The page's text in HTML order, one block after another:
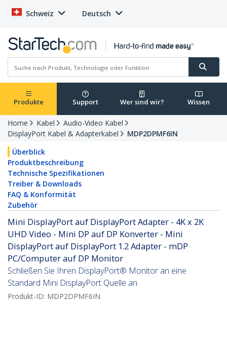
Schweiz Deutsch
Produkte Support Wer sind wir? Wissen
Home Kabel
Audio-Video Kabel
DisplayPort Kabel & Adapterkabel
MDP2DPMF6IN
Überblick
Produktbeschreibung
Technische Spezifikationen
Treiber & Downloads
FAQ & Konformität
Zubehör
Mini DisplayPort auf DisplayPort Adapter - 4K x 2K
UHD Video - Mini DP auf DP Konverter - Mini
DisplayPort auf DisplayPort 1.2 Adapter - mDP
PC/Computer auf DP Monitor
Schließen Sie Ihren DisplayPort® Monitor an eine
Standard Mini DisplayPort Quelle an
Produkt-ID: MDP2DPMF6IN